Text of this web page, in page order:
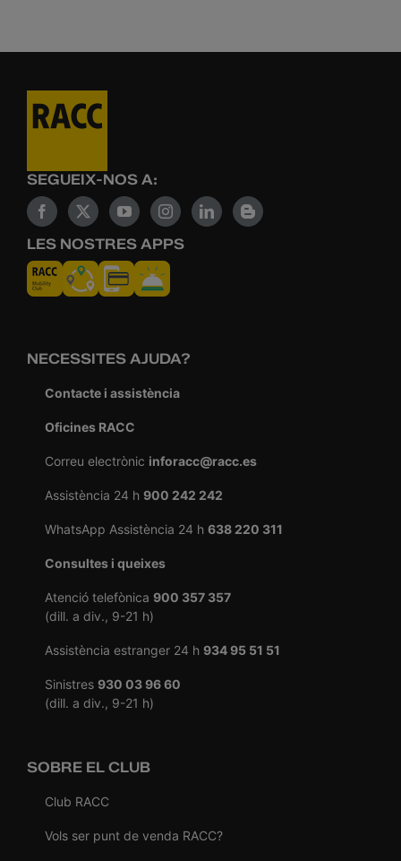
SEGUEIX-NOS A:
LES NOSTRES APPS
NECESSITES AJUDA?
Contacte i assistència
Oficines RACC
Correu electrònic inforacc@racc.es
Assistència 24 h 900 242 242
WhatsApp Assistència 24 h 638 220 311
Consultes i queixes
Atenció telefònica 900 357 357
(dill. a div., 9-21 h)
Assistència estranger 24 h 934 95 51 51
Sinistres 930 03 96 60
(dill. a div., 9-21 h)
SOBRE EL CLUB
Club RACC
Vols ser punt de venda RACC?